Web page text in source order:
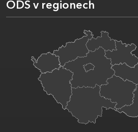
ODS v regionech